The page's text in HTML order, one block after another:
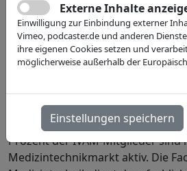
Der Markt der Medizintechnik
Jahren einen rasanten
Prozent der IVAM-Mitglieder sind
Medizintechnikmarkt aktiv. Die
Externe Inhalte
Einwilligung zur Einbindung externer
Vimeo, podcaster.de und anderen
ihre eigenen Cookies setzen und
möglicherweise außerhalb der
Einstellungen speichern